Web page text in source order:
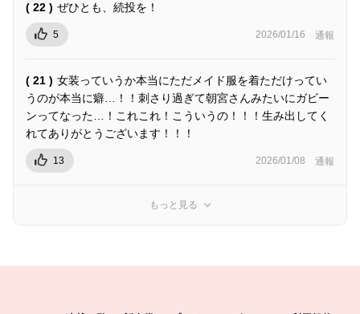
( 22 ) ぜひとも、続投を！
5 2026/01/16 通報
( 21 ) 女装っていうか本当にただメイド服を着ただけってい
うのが本当に癖…！！刺さり過ぎて朝宮さんみたいにガビー
ンってなった…！これこれ！こういうの！！！生み出してく
れてありがとうございます！！！
13 2026/01/08 通報
もっと見る